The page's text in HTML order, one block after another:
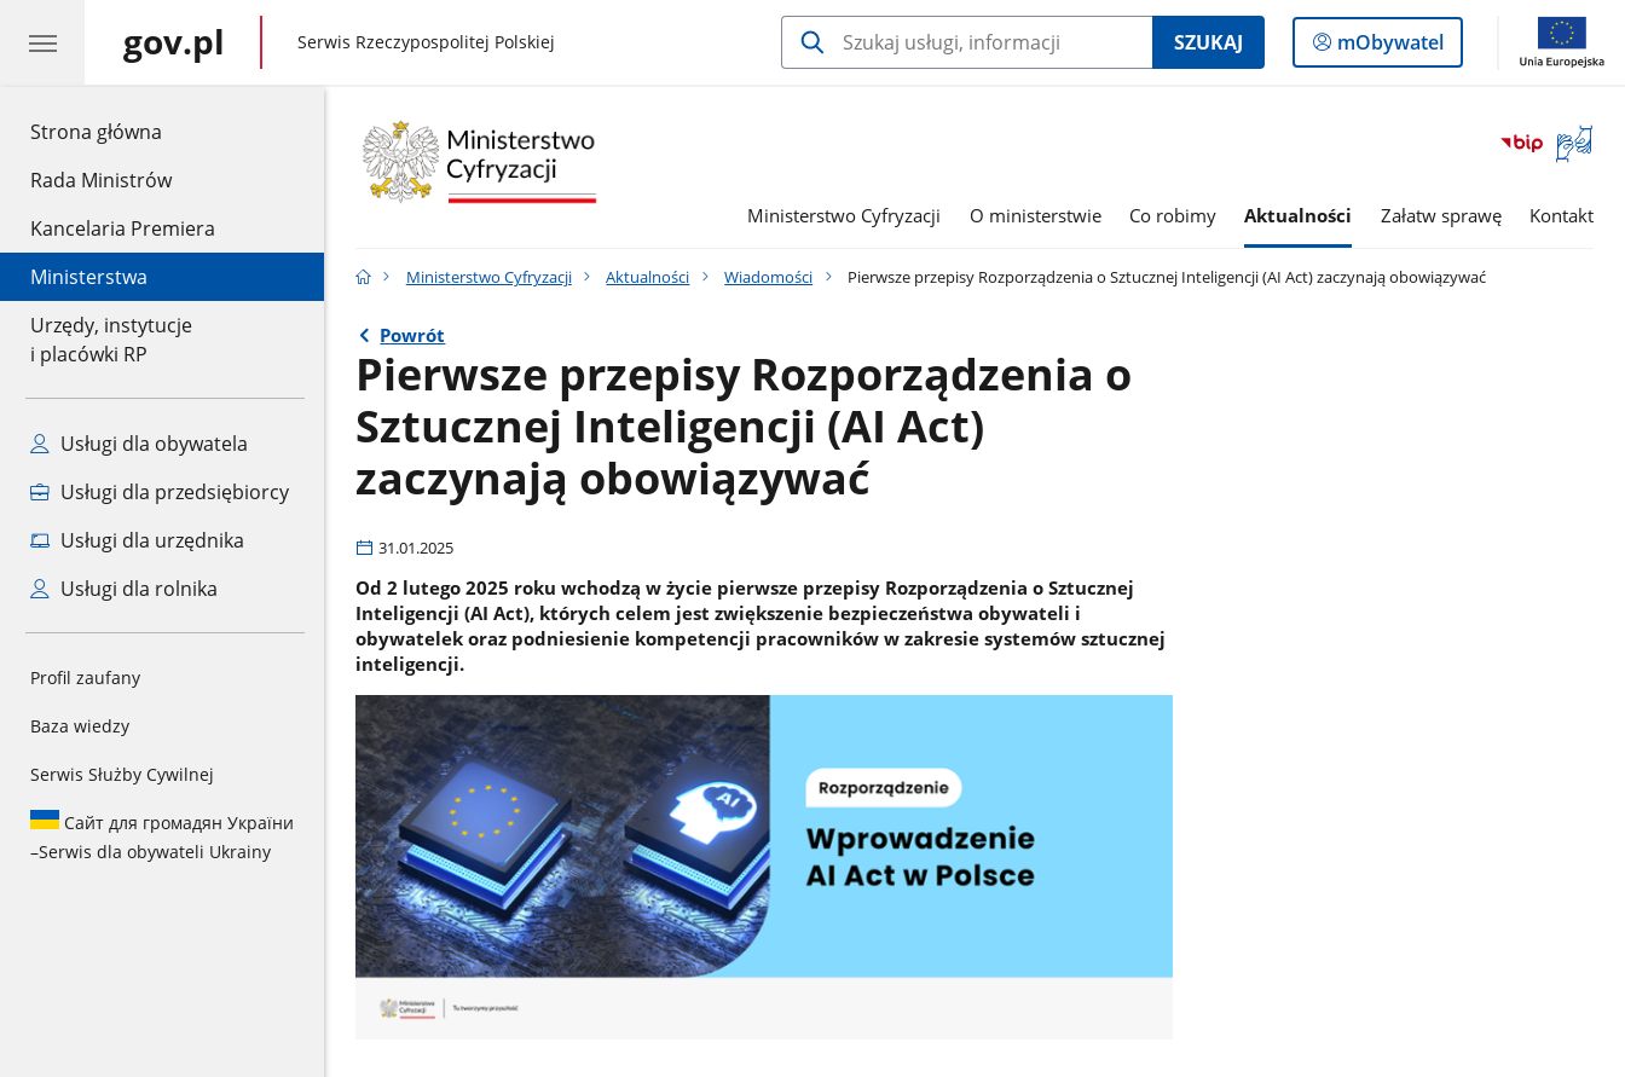
Strona główna
Rada Ministrów
Kancelaria Premiera
Ministerstwa
Urzędy, instytucje
i placówki RP
Usługi dla obywatela
Usługi dla przedsiębiorcy
Usługi dla urzędnika
Usługi dla rolnika
Profil zaufany
Baza wiedzy
Serwis Służby Cywilnej
Сайт для громадян України
–Serwis dla obywateli Ukrainy
gov.pl gov.pl
Serwis Rzeczypospolitej Polskiej SZUKAJ
Logowanie
do
mObywatel
Otwórz
okno
Ministerstwo Cyfryzacji O ministerstwie Co robimy Aktualności Załatw sprawę Kontakt
Ministerstwo Cyfryzacji Aktualności Wiadomości Pierwsze przepisy Rozporządzenia o Sztucznej Inteligencji (AI Act) zaczynają obowiązywać
Powrót
Pierwsze przepisy Rozporządzenia o
Sztucznej Inteligencji (AI Act)
zaczynają obowiązywać
31.01.2025
Od 2 lutego 2025 roku wchodzą w życie pierwsze przepisy Rozporządzenia o Sztucznej
Inteligencji (AI Act), których celem jest zwiększenie bezpieczeństwa obywateli i
obywatelek oraz podniesienie kompetencji pracowników w zakresie systemów sztucznej
inteligencji.